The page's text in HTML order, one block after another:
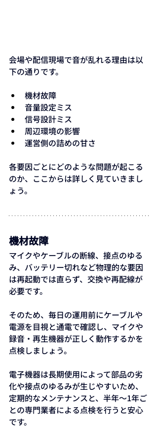
会場や配信現場で音が乱れる理由は以
下の通りです。
機材故障
音量設定ミス
信号設計ミス
周辺環境の影響
運営側の詰めの甘さ
各要因ごとにどのような問題が起こる
のか、ここからは詳しく見ていきまし
ょう。
機材故障
マイクやケーブルの断線、接点のゆる
み、バッテリー切れなど物理的な要因
は再起動では直らず、交換や再配線が
必要です。
そのため、毎日の運用前にケーブルや
電源を目視と通電で確認し、マイクや
録音・再生機器が正しく動作するかを
点検しましょう。
電子機器は長期使用によって部品の劣
化や接点のゆるみが生じやすいため、
定期的なメンテナンスと、半年〜1年ご
との専門業者による点検を行うと安心
です。